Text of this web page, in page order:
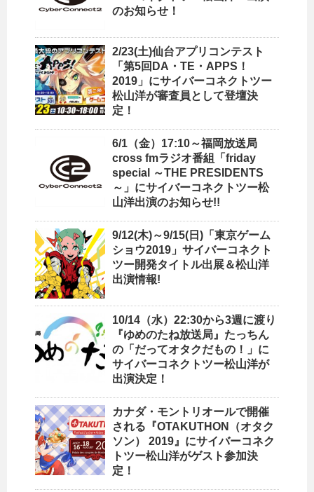
のお知らせ！
2/23(土)仙台アプリコンテスト
「第5回DA・TE・APPS！
2019」にサイバーコネクトツー
松山洋が審査員として登壇決
定！
6/1（金）17:10～福岡放送局
cross fmラジオ番組「friday
special ～THE PRESIDENTS
～」にサイバーコネクトツー松
山洋出演のお知らせ!!
9/12(木)～9/15(日)「東京ゲーム
ショウ2019」サイバーコネクト
ツー開発タイトル出展＆松山洋
出演情報!
10/14（水）22:30から3週に渡り
『ゆめのたね放送局』たっちん
の「だってオタクだもの！」に
サイバーコネクトツー松山洋が
出演決定！
カナダ・モントリオールで開催
される『OTAKUTHON（オタク
ソン） 2019』にサイバーコネク
トツー松山洋がゲスト参加決
定！